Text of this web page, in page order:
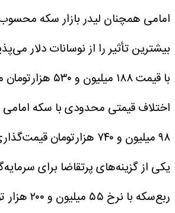
امامی همچنان لیدر بازار سکه
بیشترین تأثیر را از نوسانات دلار
با قیمت ۱۸۸ میلیون و
اختلاف قیمتی محدودی با سکه امامی
۹۸ میلیون و ۷۴۰ هزارتومان
یکی از گزینه‌های پرتقاضا برای
ربع‌سکه با